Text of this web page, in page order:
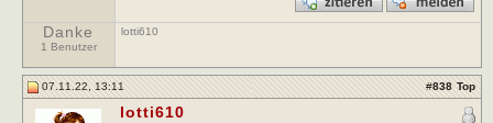
Danke
1 Benutzer
lotti610
07.11.22, 13:11 #838 Top
lotti610